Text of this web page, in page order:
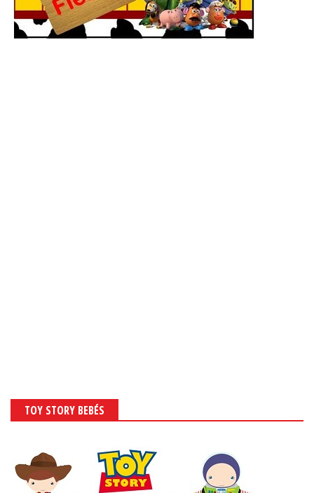
TOY STORY BEBÉS